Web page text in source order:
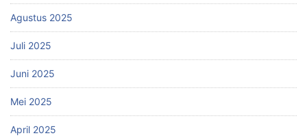
Agustus 2025
Juli 2025
Juni 2025
Mei 2025
April 2025